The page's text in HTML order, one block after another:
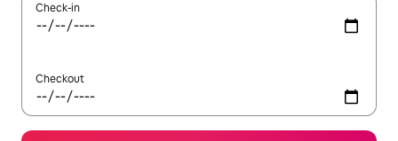
Check-in
Checkout